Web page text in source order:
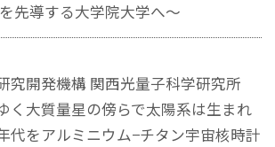
先導する大学院大学へ～
究開発機構 関西光量子科学研究所
く大質量星の傍らで太陽系は生まれ
年代をアルミニウム−チタン宇宙核時計